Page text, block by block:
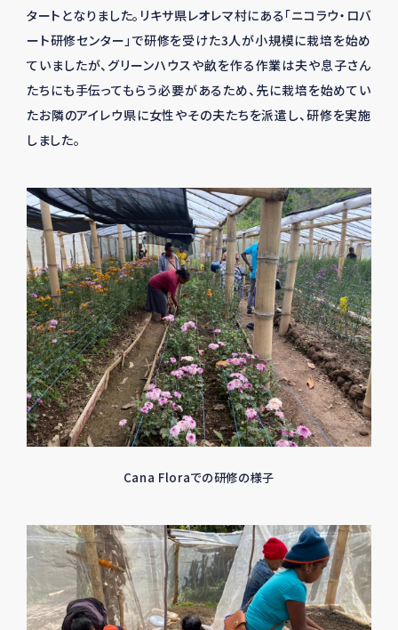
タートとなりました。リキサ県レオレマ村にある「ニコラウ・ロバ
ート研修センター」で研修を受けた3人が小規模に栽培を始め
ていましたが、グリーンハウスや畝を作る作業は夫や息子さん
たちにも手伝ってもらう必要があるため、先に栽培を始めてい
たお隣のアイレウ県に女性やその夫たちを派遣し、研修を実施
しました。
Cana Floraでの研修の様子